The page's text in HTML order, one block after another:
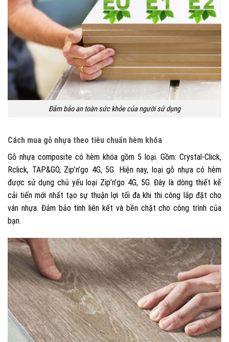
Đảm bảo an toàn sức khỏe của người sử dụng
Cách mua gỗ nhựa theo tiêu chuẩn hèm khóa
Gỗ nhựa composite có hèm khóa gồm 5 loại. Gồm: Crystal-Click,
Rclick, TAP&GO, Zip’n’go 4G, 5G. Hiện nay, loại gỗ nhựa có hèm
được sử dụng chủ yếu loại Zip’n’go 4G, 5G. Đây là dòng thiết kế
cải tiến mới nhất tạo sự thuận lợi tối đa khi thi công lắp đặt cho
ván nhựa. Đảm bảo tính liên kết và bền chặt cho công trình của
bạn.